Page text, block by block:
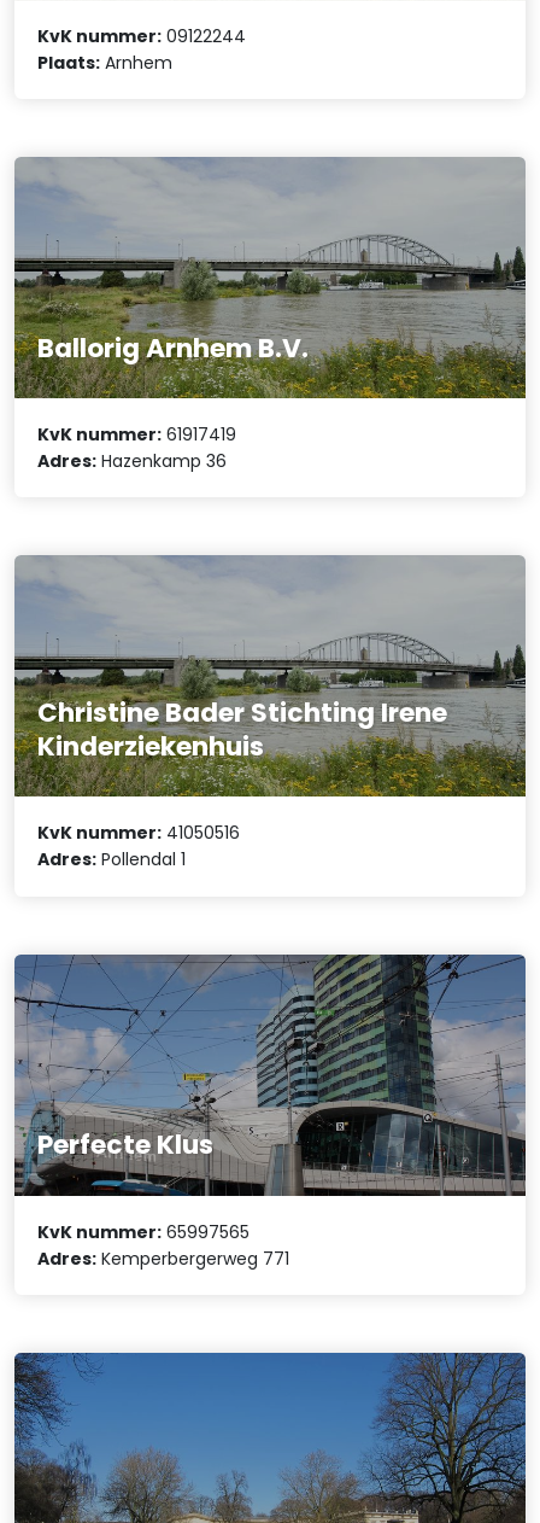
KvK nummer: 09122244
Plaats: Arnhem
Ballorig Arnhem B.V.
KvK nummer: 61917419
Adres: Hazenkamp 36
Christine Bader Stichting Irene
Kinderziekenhuis
KvK nummer: 41050516
Adres: Pollendal 1
Perfecte Klus
KvK nummer: 65997565
Adres: Kemperbergerweg 771